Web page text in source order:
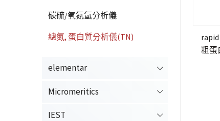
碳硫/氧氮氫分析儀
總氮, 蛋白質分析儀(TN)
elementar
Micromeritics
IEST
rapid
粗蛋